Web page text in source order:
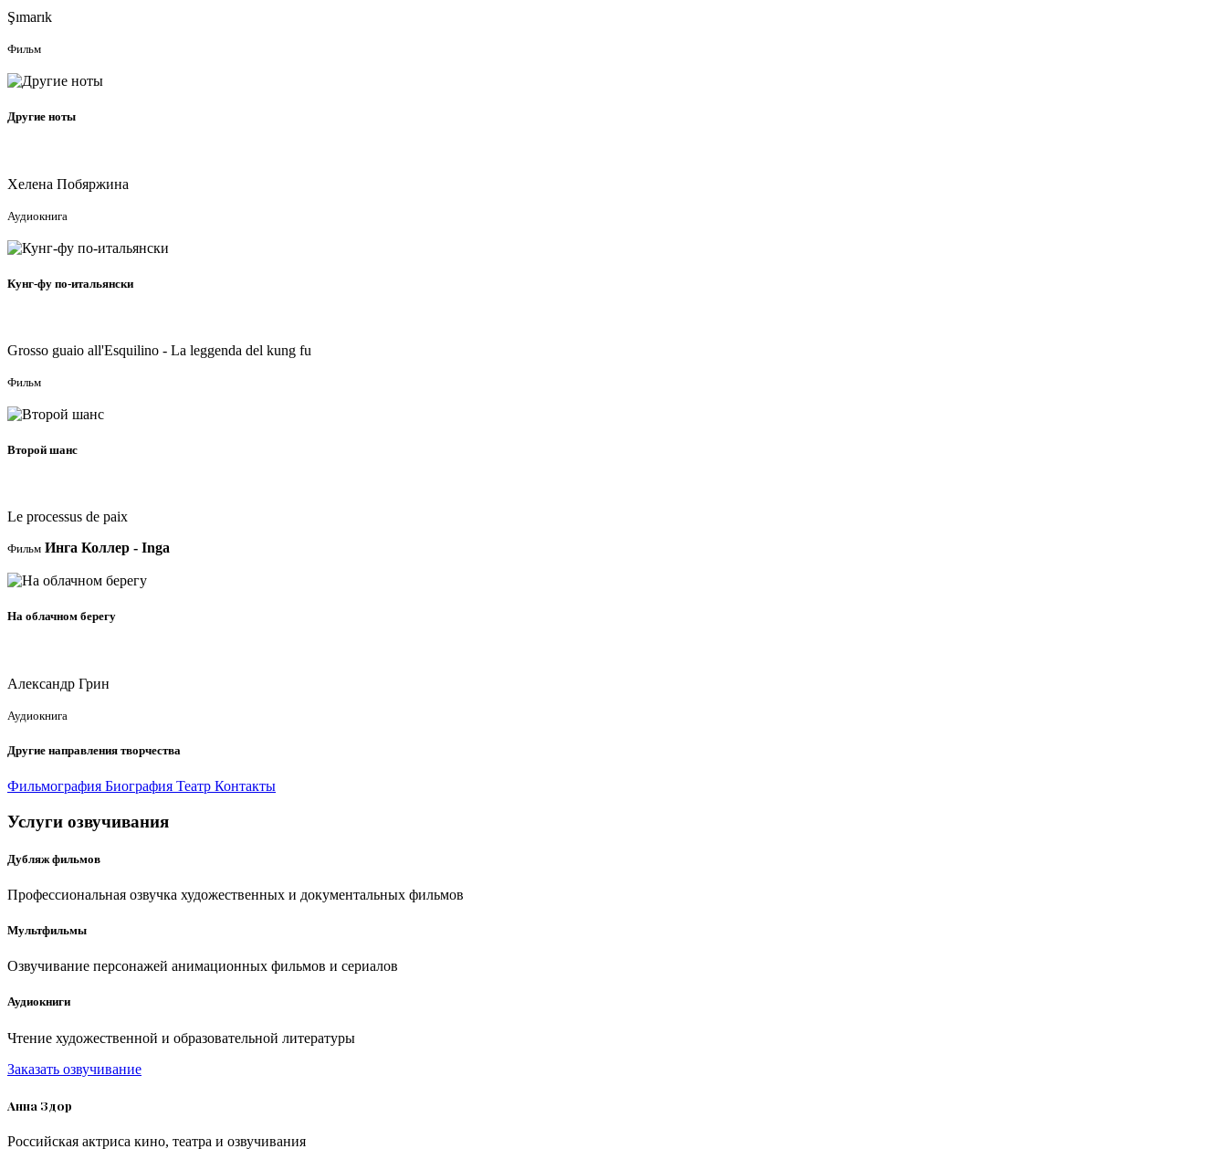
Şımarık
Фильм
Другие ноты
Хелена Побяржина
Аудиокнига
Кунг-фу по-итальянски
Grosso guaio all'Esquilino - La leggenda del kung fu
Фильм
Второй шанс
Le processus de paix
Фильм Инга Коллер - Inga
На облачном берегу
Александр Грин
Аудиокнига
Другие направления творчества
Фильмография Биография Театр Контакты
Услуги озвучивания
Дубляж фильмов
Профессиональная озвучка художественных и документальных фильмов
Мультфильмы
Озвучивание персонажей анимационных фильмов и сериалов
Аудиокниги
Чтение художественной и образовательной литературы
Заказать озвучивание
Анна Здор
Российская актриса кино, театра и озвучивания